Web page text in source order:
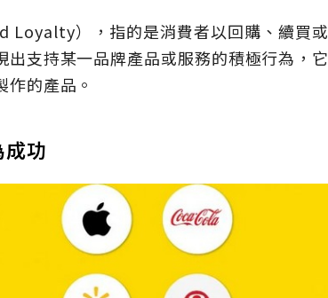
Loyalty），指的是消費者以回購、續買或
支持某一品牌產品或服務的積極行為，它
的產品。
功